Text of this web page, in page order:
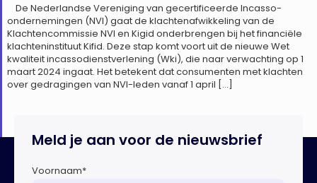
De Nederlandse Vereniging van gecertificeerde Incasso-
ondernemingen (NVI) gaat de klachtenafwikkeling van de
Klachtencommissie NVI en Kigid onderbrengen bij het financiële
klachteninstituut Kifid. Deze stap komt voort uit de nieuwe Wet
kwaliteit incassodienstverlening (Wki), die naar verwachting op 1
maart 2024 ingaat. Het betekent dat consumenten met klachten
over gedragingen van NVI-leden vanaf 1 april […]
Meld je aan voor de nieuwsbrief
Voornaam*